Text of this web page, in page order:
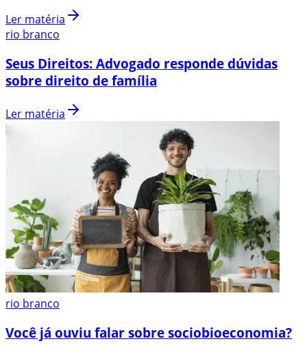
Ler matéria
rio branco
Seus Direitos: Advogado responde dúvidas
sobre direito de família
Ler matéria
rio branco
Você já ouviu falar sobre sociobioeconomia?